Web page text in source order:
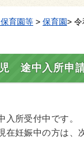
育園等 > 保育園>
途中入所申
入所受付中です。
在妊娠中の方は、